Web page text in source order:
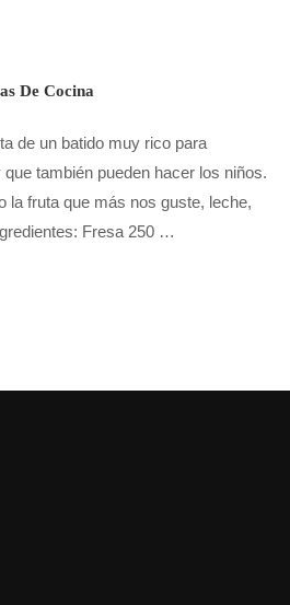
De Cocina
de un batido muy rico para
también pueden hacer los niños.
la fruta que más nos guste, leche,
Fresa 250 …